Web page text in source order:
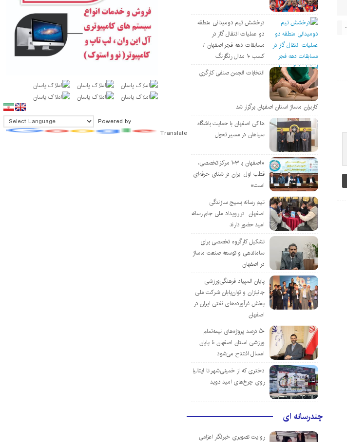
درخشش تیم دومیدانی منطقه
دو عملیات انتقال گاز در
مسابقات دهه فجر اصفهان /
کسب ۱۰ مدال رنگارنگ
انتخابات انجمن صنفی کارگری
کاربران ماساژ استان اصفهان برگزار شد
هاکی اصفهان با حمایت باشگاه
سپاهان در مسیر تحول
«اصفهان با ۱۰۳ مرکز تخصصی،
قطب اول ایران در شنای حرفه‌ای
است»
تیم رسانه بسیج سازندگی
اصفهان در رویداد ملی جام رسانه
امید حضور دارند
تشکیل کارگروه تخصصی برای
ساماندهی و توسعه صنعت ماساژ
در اصفهان
پایان المپیاد فرهنگی‌ورزشی
جانبازان و توان‌یابان شرکت ملی
پخش فرآورده‌های نفتی ایران در
اصفهان
۵۰ درصد پروژه‌های نیمه‌تمام
ورزشی استان اصفهان تا پایان
امسال افتتاح می‌شود
دختری که از خمینی‌شهر تا ایتالیا
روی چرخ‌های امید دوید
چندرسانه ای
روایت تصویری خبرنگار اعزامی
Powered by
Translate